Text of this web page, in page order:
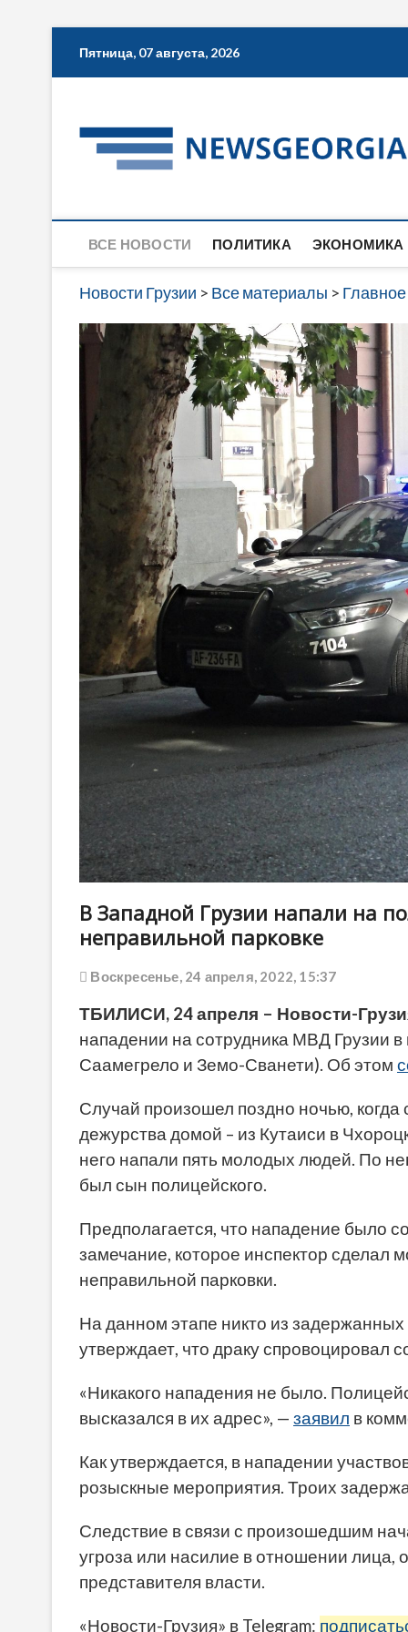
Пятница, 07 августа, 2026
ВСЕ НОВОСТИ ПОЛИТИКА ЭКОНОМИКА
Новости Грузии > Все материалы > Главное
В Западной Грузии напали на
неправильной парковке
Воскресенье, 24 апреля, 2022, 15:37
ТБИЛИСИ, 24 апреля – Новости-
нападении на сотрудника МВД Грузии
Саамегрело и Земо-Сванети). Об этом
Случай произошел поздно ночью,
дежурства домой – из Кутаиси в
него напали пять молодых людей. По
был сын полицейского.
Предполагается, что нападение было
замечание, которое инспектор
неправильной парковки.
На данном этапе никто из
утверждает, что драку спровоцировал
«Никакого нападения не было.
высказался в их адрес», — заявил в
Как утверждается, в нападении
розыскные мероприятия. Троих
Следствие в связи с произошедшим
угроза или насилие в отношении
представителя власти.
«Новости-Грузия» в Telegram: